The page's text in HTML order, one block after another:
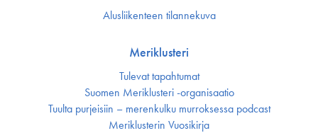
Alusliikenteen tilannekuva
Meriklusteri
Tulevat tapahtumat
Suomen Meriklusteri -organisaatio
Tuulta purjeisiin – merenkulku murroksessa podcast
Meriklusterin Vuosikirja